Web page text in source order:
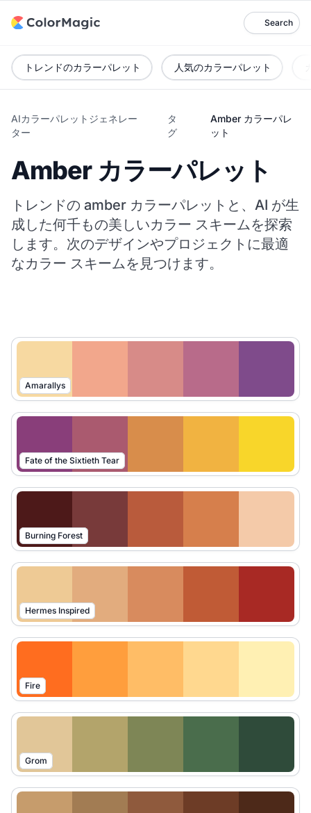
Search
トレンドのカラーパレット 人気のカラーパレット
AIカラーパレットジェネレー
ター
タ
グ
Amber カラーパレ
ット
Amber カラーパレット
トレンドの amber カラーパレットと、AI が生
成した何千もの美しいカラー スキームを探索
します。次のデザインやプロジェクトに最適
なカラー スキームを見つけます。
Amarallys
Fate of the Sixtieth Tear
Burning Forest
Hermes Inspired
Fire
Grom